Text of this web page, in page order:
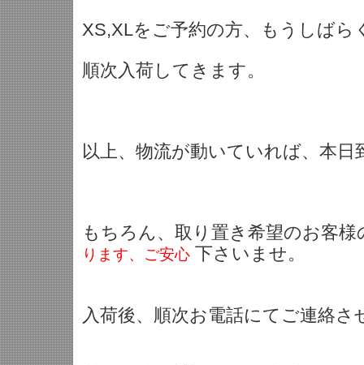
XS,XLをご予約の方、もうしばら
順次入荷してきます。
以上、物流が動いていれば、本日
もちろん、取り置き希望のお客
ります、ご安心 下さいませ。
入荷後、順次お電話にてご連絡